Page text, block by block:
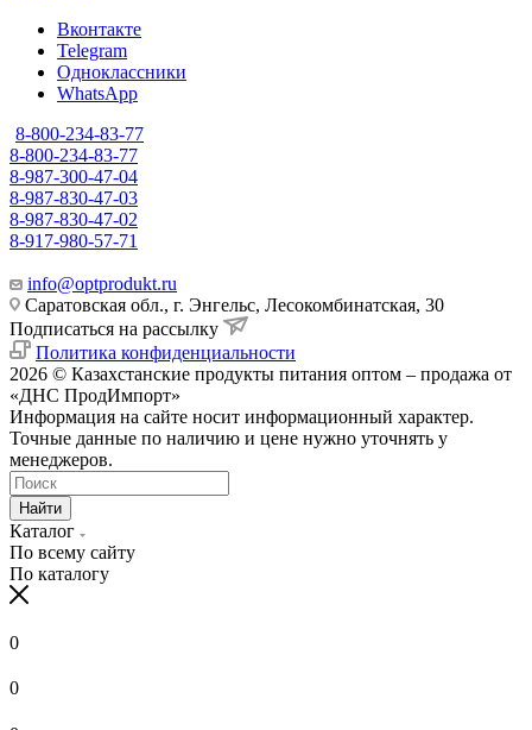
Вконтакте
Telegram
Одноклассники
WhatsApp
8-800-234-83-77
8-800-234-83-77
8-987-300-47-04
8-987-830-47-03
8-987-830-47-02
8-917-980-57-71
info@optprodukt.ru
Саратовская обл., г. Энгельс, Лесокомбинатская, 30
Подписаться на рассылку
Политика конфиденциальности
2026 © Казахстанские продукты питания оптом – продажа от
«ДНС ПродИмпорт»
Информация на сайте носит информационный характер.
Точные данные по наличию и цене нужно уточнять у
менеджеров.
Найти
Каталог
По всему сайту
По каталогу
0
0